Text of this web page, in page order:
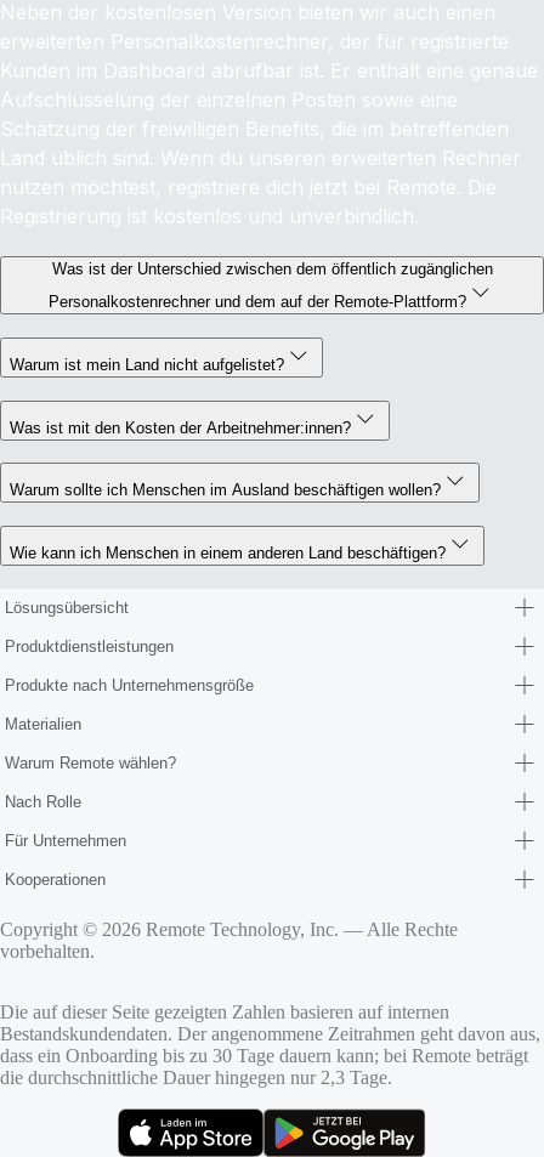
Neben der kostenlosen Version bieten wir auch einen
erweiterten Personalkostenrechner, der für registrierte
Kunden im Dashboard abrufbar ist. Er enthält eine genaue
Aufschlüsselung der einzelnen Posten sowie eine
Schätzung der freiwilligen Benefits, die im betreffenden
Land üblich sind. Wenn du unseren erweiterten Rechner
nutzen möchtest, registriere dich jetzt bei Remote. Die
Registrierung ist kostenlos und unverbindlich.
Was ist der Unterschied zwischen dem öffentlich zugänglichen
Personalkostenrechner und dem auf der Remote-Plattform?
Warum ist mein Land nicht aufgelistet?
Was ist mit den Kosten der Arbeitnehmer:innen?
Warum sollte ich Menschen im Ausland beschäftigen wollen?
Wie kann ich Menschen in einem anderen Land beschäftigen?
Lösungsübersicht
Produktdienstleistungen
Produkte nach Unternehmensgröße
Materialien
Warum Remote wählen?
Nach Rolle
Für Unternehmen
Kooperationen
Copyright © 2026 Remote Technology, Inc. — Alle Rechte
vorbehalten.
Die auf dieser Seite gezeigten Zahlen basieren auf internen
Bestandskundendaten. Der angenommene Zeitrahmen geht davon aus,
dass ein Onboarding bis zu 30 Tage dauern kann; bei Remote beträgt
die durchschnittliche Dauer hingegen nur 2,3 Tage.